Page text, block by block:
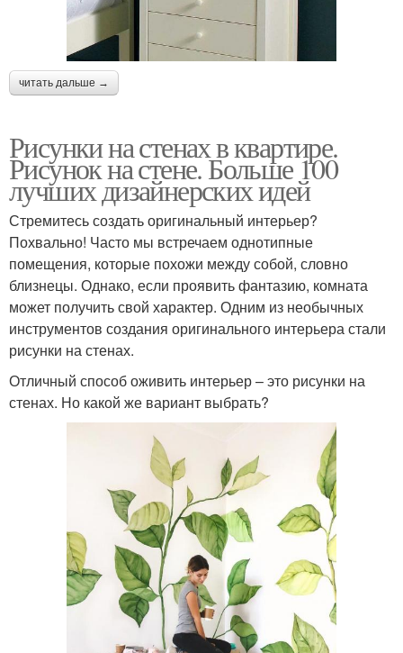
читать дальше →
Рисунки на стенах в квартире.
Рисунок на стене. Больше 100
лучших дизайнерских идей
Стремитесь создать оригинальный интерьер?
Похвально! Часто мы встречаем однотипные
помещения, которые похожи между собой, словно
близнецы. Однако, если проявить фантазию, комната
может получить свой характер. Одним из необычных
инструментов создания оригинального интерьера стали
рисунки на стенах.
Отличный способ оживить интерьер – это рисунки на
стенах. Но какой же вариант выбрать?